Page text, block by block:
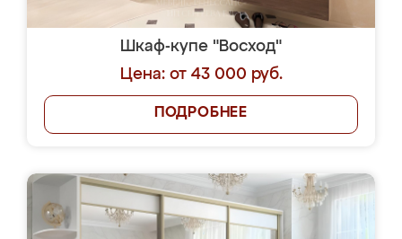
Шкаф-купе "Восход"
Цена: от 43 000 руб.
ПОДРОБНЕЕ